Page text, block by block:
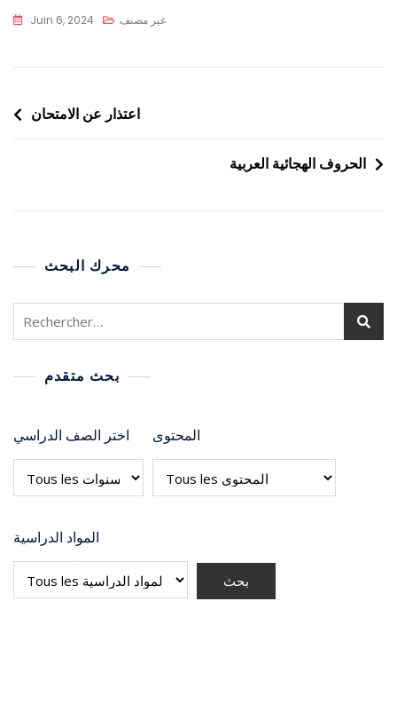
Juin 6, 2024 غير مصنف
اعتذار عن الامتحان
الحروف الهجائية العربية
محرك البحث
بحث متقدم
اختر الصف الدراسي المحتوى
المواد الدراسية